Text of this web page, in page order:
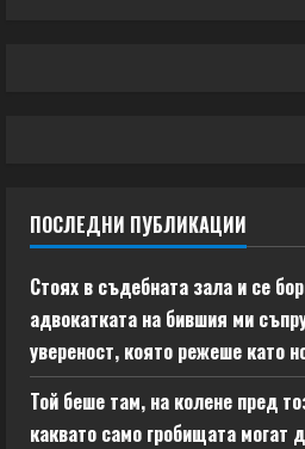
ПОСЛЕДНИ ПУБЛИКАЦИИ
Стоях в съдебната зала и се
адвокатката на бившия ми
увереност, която режеше като
Той беше там, на колене пред
каквато само гробищата могат